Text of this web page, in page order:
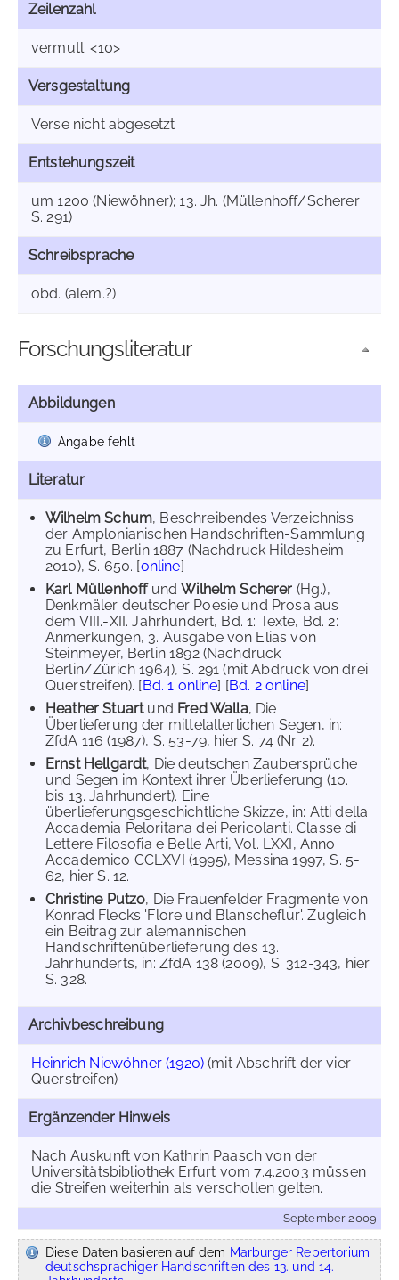
Zeilenzahl
vermutl. <10>
Versgestaltung
Verse nicht abgesetzt
Entstehungszeit
um 1200 (Niewöhner); 13. Jh. (Müllenhoff/Scherer
S. 291)
Schreibsprache
obd. (alem.?)
Forschungsliteratur
Abbildungen
Angabe fehlt
Literatur
Wilhelm Schum, Beschreibendes Verzeichniss
der Amplonianischen Handschriften-Sammlung
zu Erfurt, Berlin 1887 (Nachdruck Hildesheim
2010), S. 650. [online]
Karl MüllenhoffundWilhelm Scherer (Hg.),
Denkmäler deutscher Poesie und Prosa aus
dem VIII.-XII. Jahrhundert, Bd. 1: Texte, Bd. 2:
Anmerkungen, 3. Ausgabe von Elias von
Steinmeyer, Berlin 1892 (Nachdruck
Berlin/Zürich 1964), S. 291 (mit Abdruck von drei
Querstreifen). [Bd. 1 online] [Bd. 2 online]
Heather Stuartund Fred Walla, Die
Überlieferung der mittelalterlichen Segen, in:
ZfdA 116 (1987), S. 53-79, hier S. 74 (Nr. 2).
Ernst Hellgardt, Die deutschen Zaubersprüche
und Segen im Kontext ihrer Überlieferung (10.
bis 13. Jahrhundert). Eine
überlieferungsgeschichtliche Skizze, in: Atti della
Accademia Peloritana dei Pericolanti. Classe di
Lettere Filosofia e Belle Arti, Vol. LXXI, Anno
Accademico CCLXVI (1995), Messina 1997, S. 5-
62, hier S. 12.
Christine Putzo, Die Frauenfelder Fragmente von
Konrad Flecks 'Flore und Blanscheflur'. Zugleich
ein Beitrag zur alemannischen
Handschriftenüberlieferung des 13.
Jahrhunderts, in: ZfdA 138 (2009), S. 312-343, hier
S. 328.
Archivbeschreibung
Heinrich Niewöhner (1920) (mit Abschrift der vier
Querstreifen)
Ergänzender Hinweis
Nach Auskunft von Kathrin Paasch von der
Universitätsbibliothek Erfurt vom 7.4.2003 müssen
die Streifen weiterhin als verschollen gelten.
September 2009
Diese Daten basieren auf dem Marburger Repertorium
deutschsprachiger Handschriften des 13. und 14.